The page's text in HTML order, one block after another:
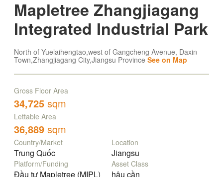
Mapletree Zhangjiagang
Integrated Industrial Park
North of Yuelaihengtao,west of Gangcheng Avenue, Daxin
Town,Zhangjiagang City,Jiangsu Province See on Map
Gross Floor Area
34,725 sqm
Lettable Area
36,889 sqm
Country/Market
Trung Quốc
Location
Jiangsu
Platform/Funding
Đầu tư Mapletree (MIPL)
Asset Class
hậu cần